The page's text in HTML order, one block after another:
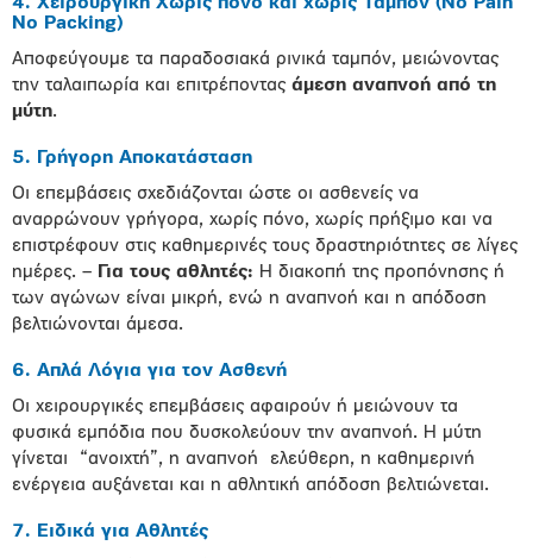
No Packing)
Αποφεύγουμε τα παραδοσιακά ρινικά ταμπόν, μειώνοντας
την ταλαιπωρία και επιτρέποντας άμεση αναπνοή από τη
μύτη.
5. Γρήγορη Αποκατάσταση
Οι επεμβάσεις σχεδιάζονται ώστε οι ασθενείς να
αναρρώνουν γρήγορα, χωρίς πόνο, χωρίς πρήξιμο και να
επιστρέφουν στις καθημερινές τους δραστηριότητες σε λίγες
ημέρες. – Για τους αθλητές: Η διακοπή της προπόνησης ή
των αγώνων είναι μικρή, ενώ η αναπνοή και η απόδοση
βελτιώνονται άμεσα.
6. Απλά Λόγια για τον Ασθενή
Οι χειρουργικές επεμβάσεις αφαιρούν ή μειώνουν τα
φυσικά εμπόδια που δυσκολεύουν την αναπνοή. Η μύτη
γίνεται “ανοιχτή”, η αναπνοή ελεύθερη, η καθημερινή
ενέργεια αυξάνεται και η αθλητική απόδοση βελτιώνεται.
7. Ειδικά για Αθλητές